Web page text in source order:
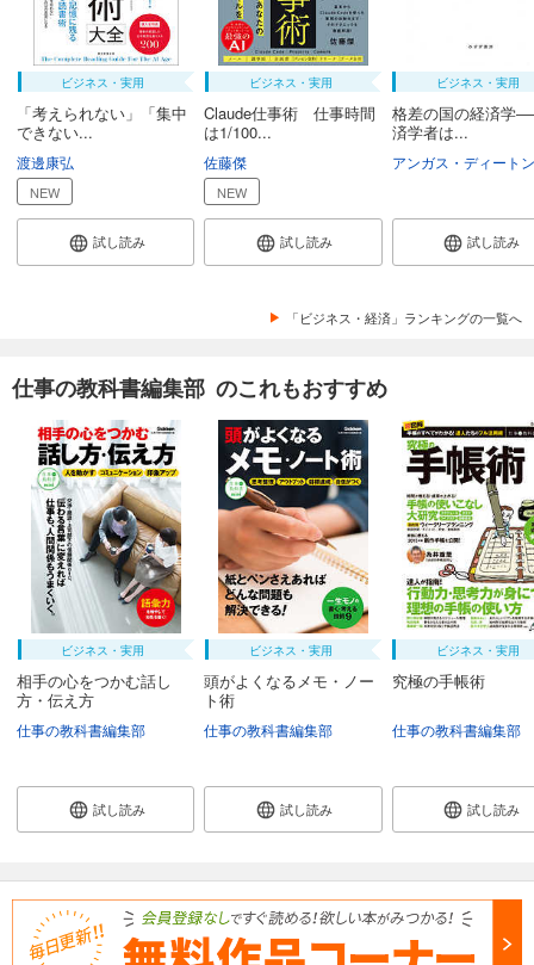
ビジネス・実用
「考えられない」「集中
できない...
渡邊康弘
NEW
試し読み
ビジネス・実用
Claude仕事術 仕事時間
は1/100...
佐藤傑
NEW
試し読み
ビジネス・実用
格差の国の経済学
済学者は...
アンガス・ディートン
試し読み
「ビジネス・経済」ランキングの一覧へ
仕事の教科書編集部 のこれもおすすめ
ビジネス・実用
相手の心をつかむ話し
方・伝え方
仕事の教科書編集部
試し読み
ビジネス・実用
頭がよくなるメモ・ノー
ト術
仕事の教科書編集部
試し読み
ビジネス・実用
究極の手帳術
仕事の教科書編集部
試し読み